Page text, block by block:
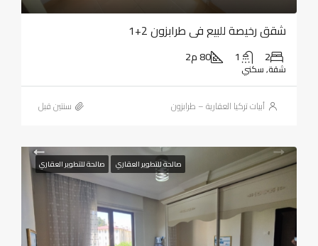
شقق رخيصة للبيع في طرابزون 2+1
2
1 80 م2
شقة, سكني
أبيات تركيا العقارية – طرابزون ‏سنتين قبل
صالحة للتطوير العقاري صالحة للتطوير العقاري